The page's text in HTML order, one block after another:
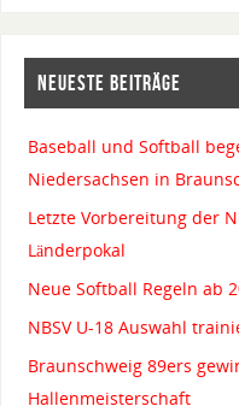
NEUESTE BEITRÄGE
Baseball und Softball
Niedersachsen in
Letzte Vorbereitung der
Länderpokal
Neue Softball Regeln ab
NBSV U-18 Auswahl
Braunschweig 89ers
Hallenmeisterschaft